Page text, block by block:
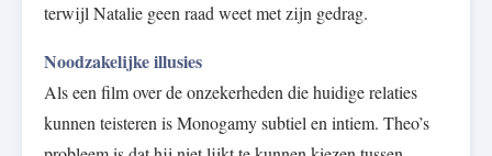
terwijl Natalie geen raad weet met zijn gedrag.
Noodzakelijke illusies
Als een film over de onzekerheden die huidige relaties
kunnen teisteren is Monogamy subtiel en intiem. Theo’s